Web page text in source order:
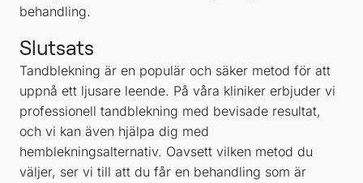
behandling.
Slutsats
Tandblekning är en populär och säker metod för att
uppnå ett ljusare leende. På våra kliniker erbjuder vi
professionell tandblekning med bevisade resultat,
och vi kan även hjälpa dig med
hemblekningsalternativ. Oavsett vilken metod du
väljer, ser vi till att du får en behandling som är